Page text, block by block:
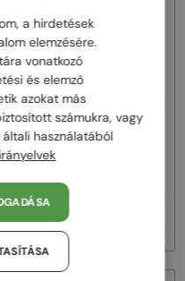
— Napszemüvegek
153 000 Ft
a hirdetések
elemzésére.
vonatkozó
és elemző
azokat más
számukra, vagy
használatából